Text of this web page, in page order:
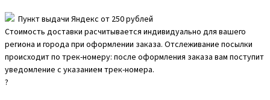
Пункт выдачи Яндекс от 250 рублей
Стоимость доставки расчитывается индивидуально для вашего
региона и города при оформлении заказа. Отслеживание посылки
происходит по трек-номеру: после оформления заказа вам поступит
уведомление с указанием трек-номера.
?